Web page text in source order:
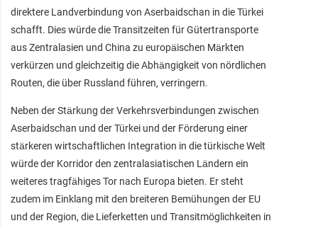
direktere Landverbindung von Aserbaidschan in die Türkei
schafft. Dies würde die Transitzeiten für Gütertransporte
aus Zentralasien und China zu europäischen Märkten
verkürzen und gleichzeitig die Abhängigkeit von nördlichen
Routen, die über Russland führen, verringern.
Neben der Stärkung der Verkehrsverbindungen zwischen
Aserbaidschan und der Türkei und der Förderung einer
stärkeren wirtschaftlichen Integration in die türkische Welt
würde der Korridor den zentralasiatischen Ländern ein
weiteres tragfähiges Tor nach Europa bieten. Er steht
zudem im Einklang mit den breiteren Bemühungen der EU
und der Region, die Lieferketten und Transitmöglichkeiten in